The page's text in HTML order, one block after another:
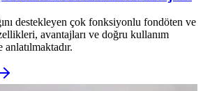
destekleyen çok fonksiyonlu fondöten ve
avantajları ve doğru kullanım